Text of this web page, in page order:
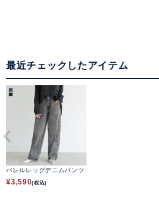
最近チェックしたアイテム
バレルレッグデニムパンツ
¥3,590(税込)